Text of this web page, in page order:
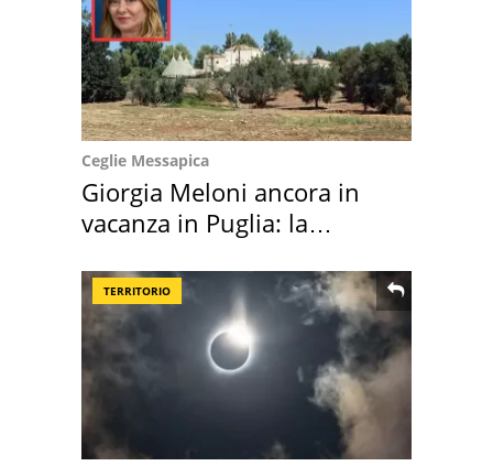
Ceglie Messapica
Giorgia Meloni ancora in
vacanza in Puglia: la
TERRITORIO